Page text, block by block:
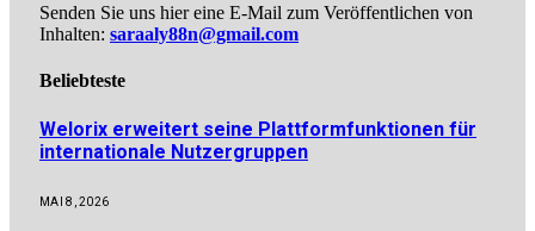
Senden Sie uns hier eine E-Mail zum Veröffentlichen von
Inhalten: saraaly88n@gmail.com
Beliebteste
Welorix erweitert seine Plattformfunktionen für
internationale Nutzergruppen
MAI 8, 2026